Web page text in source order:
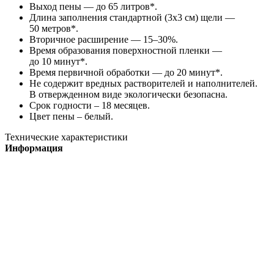
Выход пены — до 65 литров*.
Длина заполнения стандартной (3х3 см) щели —
50 метров*.
Вторичное расширение — 15–30%.
Время образования поверхностной пленки —
до 10 минут*.
Время первичной обработки — до 20 минут*.
Не содержит вредных растворителей и наполнителей.
В отвержденном виде экологически безопасна.
Срок годности – 18 месяцев.
Цвет пены – белый.
Технические характеристики
Информация